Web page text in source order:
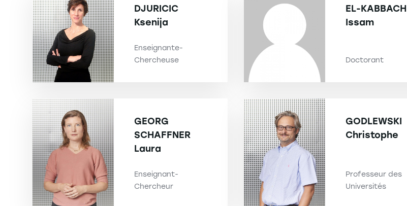
DJURICIC
Ksenija
Enseignante-
Chercheuse
EL-KABBACH
Issam
Doctorant
GEORG
SCHAFFNER
Laura
Enseignant-
Chercheur
GODLEWSKI
Christophe
Professeur des
Universités